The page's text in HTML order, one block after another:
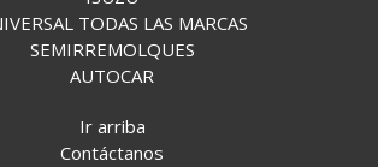
TODAS LAS MARCAS
SEMIRREMOLQUES
AUTOCAR
Ir arriba
Contáctanos